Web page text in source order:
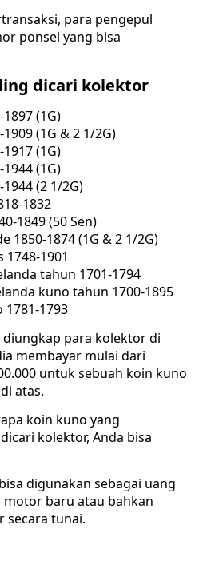
para pengepul
ponsel yang bisa
dicari kolektor
(1G)
(1G & 2 1/2G)
(1G)
(1G)
(2 1/2G)
1832
1849 (50 Sen)
1850-1874 (1G & 2 1/2G)
1901
tahun 1701-1794
kuno tahun 1700-1895
1781-1793
para kolektor di
membayar mulai dari
untuk sebuah koin kuno
atas.
koin kuno yang
kolektor, Anda bisa
digunakan sebagai uang
motor baru atau bahkan
secara tunai.